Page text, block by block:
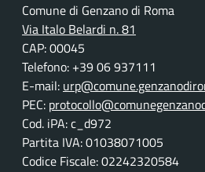
Comune di Genzano di Roma
Via Italo Belardi n. 81
CAP: 00045
Telefono: +39 06 937111
E-mail:
PEC:
Cod. iPA: c_d972
Partita IVA: 01038071005
Codice Fiscale: 02242320584